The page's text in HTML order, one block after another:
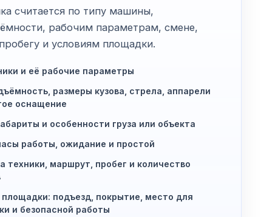
считается по типу машины,
рабочим параметрам, смене,
и условиям площадки.
и её рабочие параметры
размеры кузова, стрела, аппарели
оснащение
и особенности груза или объекта
работы, ожидание и простой
техники, маршрут, пробег и количество
площадки: подъезд, покрытие, место для
и безопасной работы